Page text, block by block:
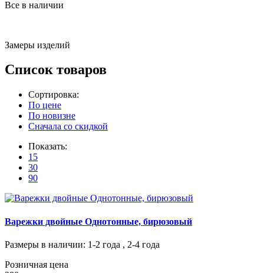
Все в наличии
Замеры изделий
Список товаров
Сортировка:
По цене
По новизне
Сначала со скидкой
Показать:
15
30
90
Варежки двойные Однотонные, бирюзовый
Размеры в наличии: 1-2 года , 2-4 года
Розничная цена